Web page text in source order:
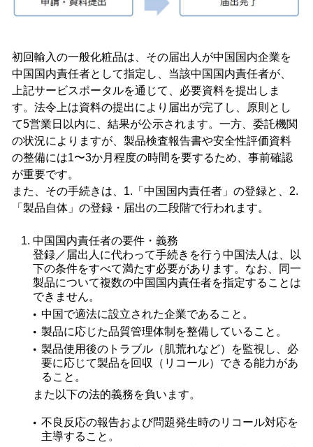
初回輸入の一般化粧品は、その届出人が中国国内企業を
中国国内責任者として指定し、当該中国国内責任者が、
上記サービスポータルを通じて、必要資料を提出しま
す。法令上は資料の提出により届出が完了し、原則とし
て5営業日以内に、結果が公示されます。一方、委託機関
の状況によりますが、製品検査報告書や安全性評価資料
の整備には1〜3か月程度の時間を要するため、事前確認
が重要です。
また、その手続きは、1.「中国国内責任者」の登録と、2.
「製品自体」の登録・届出の二段階で行われます。
中国国内責任者の要件・義務
登録／届出人に代わって手続きを行う中国法人は、以
下の条件をすべて満たす必要があります。なお、同一
製品について複数の中国国内責任者を指定することは
できません。
中国で適法に設立された企業であること。
製品に応じた品質管理体制を整備していること。
製品使用後のトラブル（肌荒れなど）を監視し、必
要に応じて製品を回収（リコール）できる能力があ
ること。
また以下の法的義務を負います。
不良反応の報告および問題発生時のリコール対応を
主導すること。